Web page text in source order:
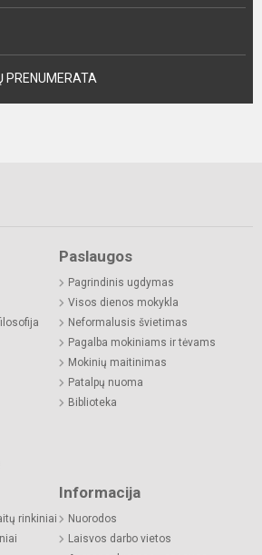
PRENUMERATA
Paslaugos
Pagrindinis ugdymas
Visos dienos mokykla
Neformalusis švietimas
Pagalba mokiniams ir tėvams
Mokinių maitinimas
Patalpų nuoma
Biblioteka
rinkiniai
Informacija
Nuorodos
Laisvos darbo vietos